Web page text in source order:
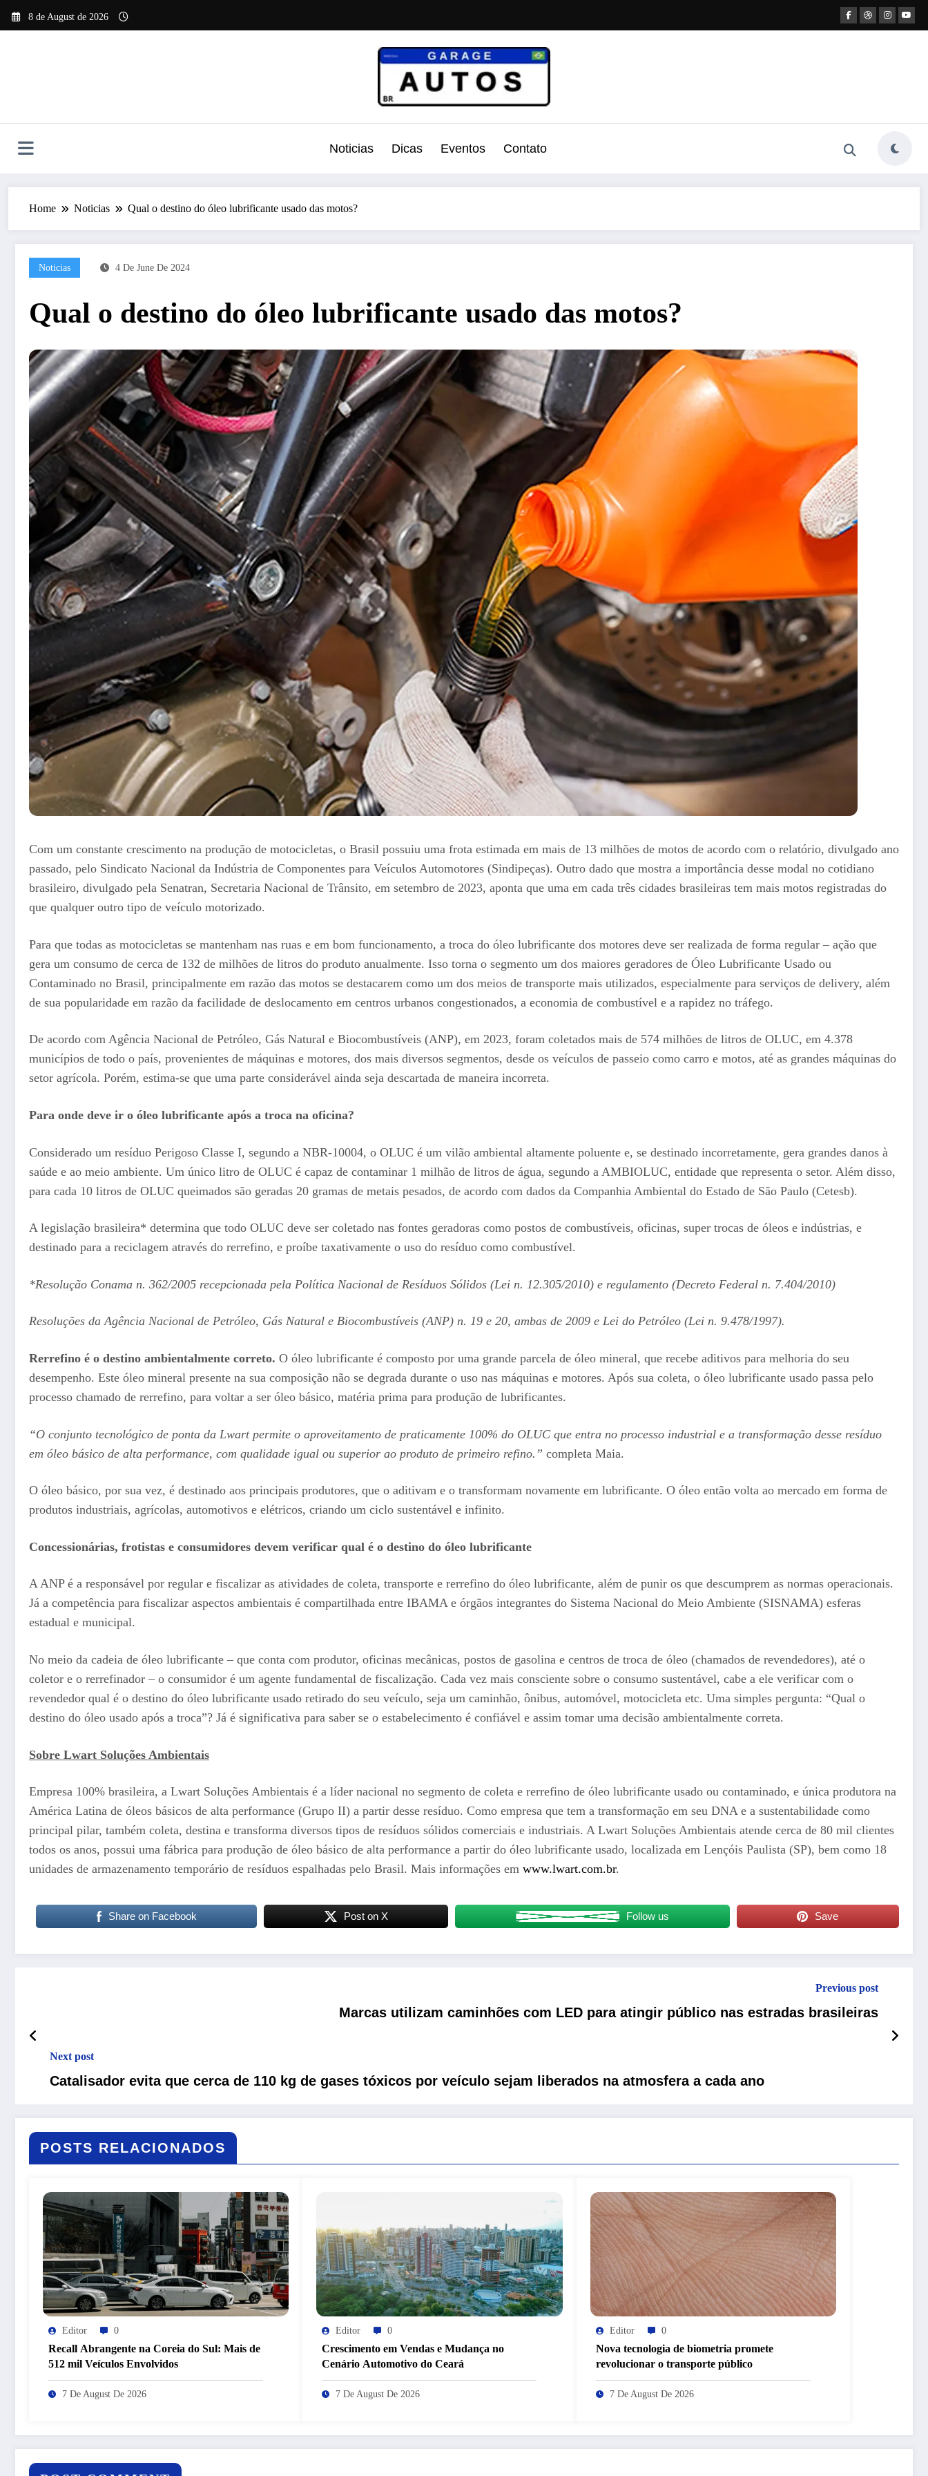
8 de August de 2026
Noticias Dicas Eventos Contato
Home Noticias Qual o destino do óleo lubrificante usado das motos?
Noticias 4 De June De 2024
Qual o destino do óleo lubrificante usado das motos?
Com um constante crescimento na produção de motocicletas, o Brasil possuiu uma frota estimada em mais de 13 milhões de motos de acordo com o relatório, divulgado ano
passado, pelo Sindicato Nacional da Indústria de Componentes para Veículos Automotores (Sindipeças). Outro dado que mostra a importância desse modal no cotidiano
brasileiro, divulgado pela Senatran, Secretaria Nacional de Trânsito, em setembro de 2023, aponta que uma em cada três cidades brasileiras tem mais motos registradas do
que qualquer outro tipo de veículo motorizado.
Para que todas as motocicletas se mantenham nas ruas e em bom funcionamento, a troca do óleo lubrificante dos motores deve ser realizada de forma regular – ação que
gera um consumo de cerca de 132 de milhões de litros do produto anualmente. Isso torna o segmento um dos maiores geradores de Óleo Lubrificante Usado ou
Contaminado no Brasil, principalmente em razão das motos se destacarem como um dos meios de transporte mais utilizados, especialmente para serviços de delivery, além
de sua popularidade em razão da facilidade de deslocamento em centros urbanos congestionados, a economia de combustível e a rapidez no tráfego.
De acordo com Agência Nacional de Petróleo, Gás Natural e Biocombustíveis (ANP), em 2023, foram coletados mais de 574 milhões de litros de OLUC, em 4.378
municípios de todo o país, provenientes de máquinas e motores, dos mais diversos segmentos, desde os veículos de passeio como carro e motos, até as grandes máquinas do
setor agrícola. Porém, estima-se que uma parte considerável ainda seja descartada de maneira incorreta.
Para onde deve ir o óleo lubrificante após a troca na oficina?
Considerado um resíduo Perigoso Classe I, segundo a NBR-10004, o OLUC é um vilão ambiental altamente poluente e, se destinado incorretamente, gera grandes danos à
saúde e ao meio ambiente. Um único litro de OLUC é capaz de contaminar 1 milhão de litros de água, segundo a AMBIOLUC, entidade que representa o setor. Além disso,
para cada 10 litros de OLUC queimados são geradas 20 gramas de metais pesados, de acordo com dados da Companhia Ambiental do Estado de São Paulo (Cetesb).
A legislação brasileira* determina que todo OLUC deve ser coletado nas fontes geradoras como postos de combustíveis, oficinas, super trocas de óleos e indústrias, e
destinado para a reciclagem através do rerrefino, e proíbe taxativamente o uso do resíduo como combustível.
*Resolução Conama n. 362/2005 recepcionada pela Política Nacional de Resíduos Sólidos (Lei n. 12.305/2010) e regulamento (Decreto Federal n. 7.404/2010)
Resoluções da Agência Nacional de Petróleo, Gás Natural e Biocombustíveis (ANP) n. 19 e 20, ambas de 2009 e Lei do Petróleo (Lei n. 9.478/1997).
Rerrefino é o destino ambientalmente correto. O óleo lubrificante é composto por uma grande parcela de óleo mineral, que recebe aditivos para melhoria do seu
desempenho. Este óleo mineral presente na sua composição não se degrada durante o uso nas máquinas e motores. Após sua coleta, o óleo lubrificante usado passa pelo
processo chamado de rerrefino, para voltar a ser óleo básico, matéria prima para produção de lubrificantes.
“O conjunto tecnológico de ponta da Lwart permite o aproveitamento de praticamente 100% do OLUC que entra no processo industrial e a transformação desse resíduo
em óleo básico de alta performance, com qualidade igual ou superior ao produto de primeiro refino.” completa Maia.
O óleo básico, por sua vez, é destinado aos principais produtores, que o aditivam e o transformam novamente em lubrificante. O óleo então volta ao mercado em forma de
produtos industriais, agrícolas, automotivos e elétricos, criando um ciclo sustentável e infinito.
Concessionárias, frotistas e consumidores devem verificar qual é o destino do óleo lubrificante
A ANP é a responsável por regular e fiscalizar as atividades de coleta, transporte e rerrefino do óleo lubrificante, além de punir os que descumprem as normas operacionais.
Já a competência para fiscalizar aspectos ambientais é compartilhada entre IBAMA e órgãos integrantes do Sistema Nacional do Meio Ambiente (SISNAMA) esferas
estadual e municipal.
No meio da cadeia de óleo lubrificante – que conta com produtor, oficinas mecânicas, postos de gasolina e centros de troca de óleo (chamados de revendedores), até o
coletor e o rerrefinador – o consumidor é um agente fundamental de fiscalização. Cada vez mais consciente sobre o consumo sustentável, cabe a ele verificar com o
revendedor qual é o destino do óleo lubrificante usado retirado do seu veículo, seja um caminhão, ônibus, automóvel, motocicleta etc. Uma simples pergunta: “Qual o
destino do óleo usado após a troca”? Já é significativa para saber se o estabelecimento é confiável e assim tomar uma decisão ambientalmente correta.
Sobre Lwart Soluções Ambientais
Empresa 100% brasileira, a Lwart Soluções Ambientais é a líder nacional no segmento de coleta e rerrefino de óleo lubrificante usado ou contaminado, e única produtora na
América Latina de óleos básicos de alta performance (Grupo II) a partir desse resíduo. Como empresa que tem a transformação em seu DNA e a sustentabilidade como
principal pilar, também coleta, destina e transforma diversos tipos de resíduos sólidos comerciais e industriais. A Lwart Soluções Ambientais atende cerca de 80 mil clientes
todos os anos, possui uma fábrica para produção de óleo básico de alta performance a partir do óleo lubrificante usado, localizada em Lençóis Paulista (SP), bem como 18
unidades de armazenamento temporário de resíduos espalhadas pelo Brasil. Mais informações em www.lwart.com.br.
Share on Facebook Post on X Follow us Save
Previous post
Marcas utilizam caminhões com LED para atingir público nas estradas brasileiras
Next post
Catalisador evita que cerca de 110 kg de gases tóxicos por veículo sejam liberados na atmosfera a cada ano
POSTS RELACIONADOS
Editor 0
Recall Abrangente na Coreia do Sul: Mais de
512 mil Veículos Envolvidos
7 De August De 2026
Editor 0
Crescimento em Vendas e Mudança no
Cenário Automotivo do Ceará
7 De August De 2026
Editor 0
Nova tecnologia de biometria promete
revolucionar o transporte público
7 De August De 2026